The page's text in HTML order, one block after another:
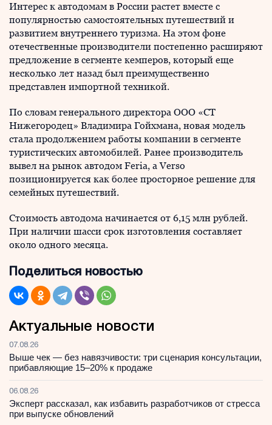
Интерес к автодомам в России растет вместе с
популярностью самостоятельных путешествий и
развитием внутреннего туризма. На этом фоне
отечественные производители постепенно расширяют
предложение в сегменте кемперов, который еще
несколько лет назад был преимущественно
представлен импортной техникой.
По словам генерального директора ООО «СТ
Нижегородец» Владимира Гойхмана, новая модель
стала продолжением работы компании в сегменте
туристических автомобилей. Ранее производитель
вывел на рынок автодом Feria, а Verso
позиционируется как более просторное решение для
семейных путешествий.
Стоимость автодома начинается от 6,15 млн рублей.
При наличии шасси срок изготовления составляет
около одного месяца.
Поделиться новостью
Актуальные новости
07.08.26
Выше чек — без навязчивости: три сценария консультации,
прибавляющие 15–20% к продаже
06.08.26
Эксперт рассказал, как избавить разработчиков от стресса
при выпуске обновлений